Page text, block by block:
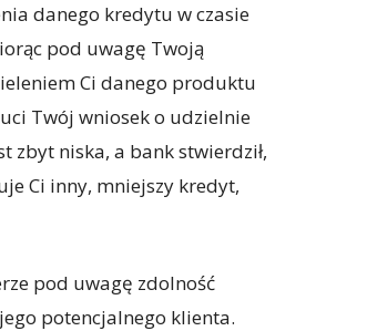
danego kredytu w czasie
pod uwagę Twoją
Ci danego produktu
Twój wniosek o udzielnie
zbyt niska, a bank stwierdził,
Ci inny, mniejszy kredyt,
pod uwagę zdolność
potencjalnego klienta.